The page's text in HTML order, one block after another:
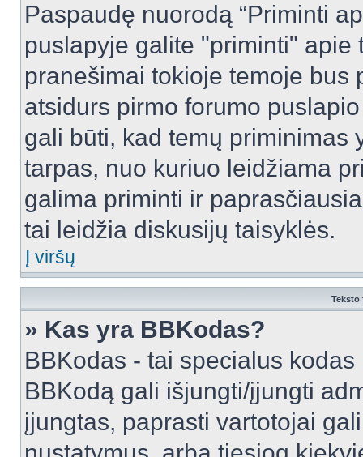
Paspaudę nuorodą “Priminti
puslapyje galite "priminti"
pranešimai tokioje temoje bus
atsidurs pirmo forumo
gali būti, kad temų priminimas
tarpas, nuo kuriuo leidžiama
galima priminti ir
tai leidžia diskusijų taisyklės.
Į viršų
Teksto
» Kas yra BBKodas?
BBKodas - tai specialus
BBKodą gali išjungti/įjungti
įjungtas, paprasti vartotojai